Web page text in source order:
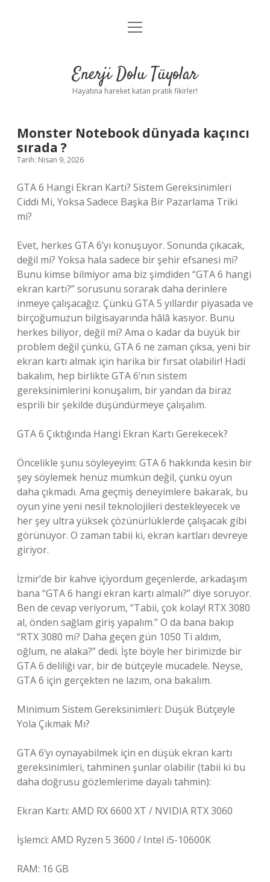
Anasayfa
Yasal Uyarı
menüyü
Enerji Dolu Tüyolar
Hayatına hareket katan pratik fikirler!
Monster Notebook dünyada kaçıncı
sırada ?
Tarih: Nisan 9, 2026
GTA 6 Hangi Ekran Kartı? Sistem Gereksinimleri
Ciddi Mi, Yoksa Sadece Başka Bir Pazarlama Triki
mi?
Evet, herkes GTA 6’yı konuşuyor. Sonunda çıkacak,
değil mi? Yoksa hala sadece bir şehir efsanesi mi?
Bunu kimse bilmiyor ama biz şimdiden “GTA 6 hangi
ekran kartı?” sorusunu sorarak daha derinlere
inmeye çalışacağız. Çünkü GTA 5 yıllardır piyasada ve
birçoğumuzun bilgisayarında hâlâ kasıyor. Bunu
herkes biliyor, değil mi? Ama o kadar da büyük bir
problem değil çünkü, GTA 6 ne zaman çıksa, yeni bir
ekran kartı almak için harika bir fırsat olabilir! Hadi
bakalım, hep birlikte GTA 6’nın sistem
gereksinimlerini konuşalım, bir yandan da biraz
esprili bir şekilde düşündürmeye çalışalım.
GTA 6 Çıktığında Hangi Ekran Kartı Gerekecek?
Öncelikle şunu söyleyeyim: GTA 6 hakkında kesin bir
şey söylemek henüz mümkün değil, çünkü oyun
daha çıkmadı. Ama geçmiş deneyimlere bakarak, bu
oyun yine yeni nesil teknolojileri destekleyecek ve
her şey ultra yüksek çözünürlüklerde çalışacak gibi
görünüyor. O zaman tabii ki, ekran kartları devreye
giriyor.
İzmir’de bir kahve içiyordum geçenlerde, arkadaşım
bana “GTA 6 hangi ekran kartı almalı?” diye soruyor.
Ben de cevap veriyorum, “Tabii, çok kolay! RTX 3080
al, önden sağlam giriş yapalım.” O da bana bakıp
“RTX 3080 mi? Daha geçen gün 1050 Ti aldım,
oğlum, ne alaka?” dedi. İşte böyle her birimizde bir
GTA 6 deliliği var, bir de bütçeyle mücadele. Neyse,
GTA 6 için gerçekten ne lazım, ona bakalım.
Minimum Sistem Gereksinimleri: Düşük Bütçeyle
Yola Çıkmak Mı?
GTA 6’yı oynayabilmek için en düşük ekran kartı
gereksinimleri, tahminen şunlar olabilir (tabii ki bu
daha doğrusu gözlemlerime dayalı tahmin):
Ekran Kartı: AMD RX 6600 XT / NVIDIA RTX 3060
İşlemci: AMD Ryzen 5 3600 / Intel i5-10600K
RAM: 16 GB